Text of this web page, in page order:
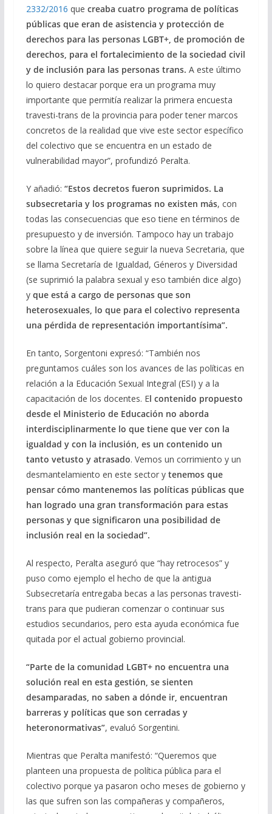
2332/2016 que creaba cuatro programa de políticas
públicas que eran de asistencia y protección de
derechos para las personas LGBT+, de promoción de
derechos, para el fortalecimiento de la sociedad civil
y de inclusión para las personas trans. A este último
lo quiero destacar porque era un programa muy
importante que permitía realizar la primera encuesta
travesti-trans de la provincia para poder tener marcos
concretos de la realidad que vive este sector específico
del colectivo que se encuentra en un estado de
vulnerabilidad mayor”, profundizó Peralta.
Y añadió: “Estos decretos fueron suprimidos. La
subsecretaria y los programas no existen más, con
todas las consecuencias que eso tiene en términos de
presupuesto y de inversión. Tampoco hay un trabajo
sobre la línea que quiere seguir la nueva Secretaria, que
se llama Secretaría de Igualdad, Géneros y Diversidad
(se suprimió la palabra sexual y eso también dice algo)
y que está a cargo de personas que son
heterosexuales, lo que para el colectivo representa
una pérdida de representación importantísima”.
En tanto, Sorgentoni expresó: “También nos
preguntamos cuáles son los avances de las políticas en
relación a la Educación Sexual Integral (ESI) y a la
capacitación de los docentes. El contenido propuesto
desde el Ministerio de Educación no aborda
interdisciplinarmente lo que tiene que ver con la
igualdad y con la inclusión, es un contenido un
tanto vetusto y atrasado. Vemos un corrimiento y un
desmantelamiento en este sector y tenemos que
pensar cómo mantenemos las políticas públicas que
han logrado una gran transformación para estas
personas y que significaron una posibilidad de
inclusión real en la sociedad”.
Al respecto, Peralta aseguró que “hay retrocesos” y
puso como ejemplo el hecho de que la antigua
Subsecretaría entregaba becas a las personas travesti-
trans para que pudieran comenzar o continuar sus
estudios secundarios, pero esta ayuda económica fue
quitada por el actual gobierno provincial.
“Parte de la comunidad LGBT+ no encuentra una
solución real en esta gestión, se sienten
desamparadas, no saben a dónde ir, encuentran
barreras y políticas que son cerradas y
heteronormativas”, evaluó Sorgentini.
Mientras que Peralta manifestó: “Queremos que
planteen una propuesta de política pública para el
colectivo porque ya pasaron ocho meses de gobierno y
las que sufren son las compañeras y compañeros,